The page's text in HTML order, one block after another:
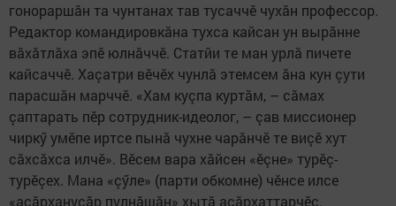
гонораршăн та чунтанах тав тусаччӗ чухăн профессор.
Редактор командировкăна тухса кайсан ун вырăнне
вăхăтлăха эпӗ юлнăччӗ. Статйи те ман урлă пичете
кайсаччӗ. Хаçатри вӗчӗх чунлă этемсем ăна кун çути
парасшăн марччӗ. «Хам куçпа куртăм, – сăмах
çаптарать пӗр сотрудник-идеолог, – çав миссионер
чиркӳ умӗпе иртсе пынă чухне чарăнчӗ те виçӗ хут
сăхсăхса илчӗ». Вӗсем вара хăйсен «ӗçне» турӗç-
турӗçех. Мана «çӳле» (парти обкомне) чӗнсе илсе
«асăрханусăр пулнăшăн» хытă асăрхаттарчӗç.